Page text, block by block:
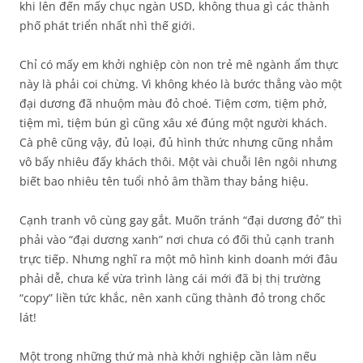
khi lên đến mấy chục ngàn USD, không thua gì các thành
phố phát triển nhất nhì thế giới.
Chỉ có mấy em khởi nghiệp còn non trẻ mê ngành ẩm thực
này là phải coi chừng. Vì không khéo là bước thẳng vào một
đại dương đã nhuộm màu đỏ choé. Tiệm cơm, tiệm phở,
tiệm mì, tiệm bún gì cũng xâu xé đúng một người khách.
Cà phê cũng vậy, đủ loại, đủ hình thức nhưng cũng nhắm
vô bấy nhiêu đấy khách thôi. Một vài chuỗi lên ngôi nhưng
biết bao nhiêu tên tuổi nhỏ âm thầm thay bảng hiệu.
Cạnh tranh vô cùng gay gắt. Muốn tránh “đại dương đỏ” thì
phải vào “đại dương xanh” nơi chưa có đối thủ cạnh tranh
trực tiếp. Nhưng nghĩ ra một mô hình kinh doanh mới đâu
phải dễ, chưa kể vừa trình làng cái mới đã bị thị trường
“copy” liền tức khắc, nên xanh cũng thành đỏ trong chốc
lát!
Một trong những thứ mà nhà khởi nghiệp cần làm nếu